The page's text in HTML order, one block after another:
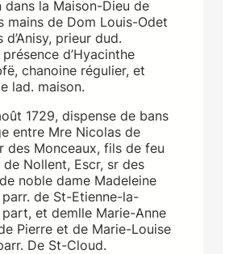
la Maison-Dieu de
mains de Dom Louis-Odet
prieur dud.
d’Hyacinthe
chanoine régulier, et
lad. maison.
1729, dispense de bans
entre Mre Nicolas de
des Monceaux, fils de feu
de Nollent, Escr, sr des
noble dame Madeleine
de St-Etienne-la-
part, et demlle Marie-Anne
Pierre et de Marie-Louise
De St-Cloud.